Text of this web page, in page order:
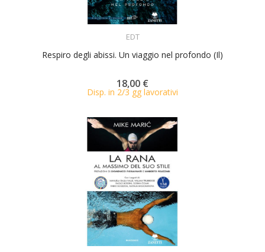
EDT
Respiro degli abissi. Un viaggio nel profondo (Il)
18,00 €
Disp. in 2/3 gg lavorativi